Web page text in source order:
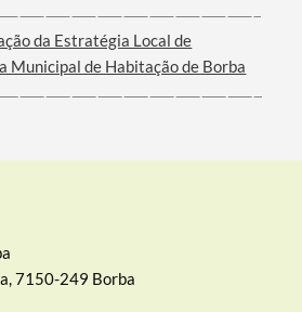
da Estratégia Local de
Municipal de Habitação de Borba
7150-249 Borba